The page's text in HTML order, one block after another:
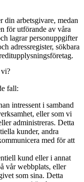
din arbetsgivare, medan
för utförande av våra
lagrar personuppgifter
adressregister, sökbara
fall:
intressent i samband
eller som vi
administreras. Detta
kunder, andra
med för att
kund eller i annat
vår webbplats, eller
som sina. Detta